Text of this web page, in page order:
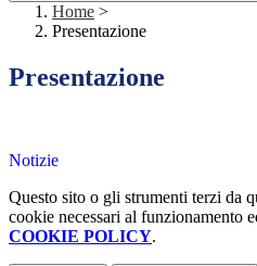
Home >
Presentazione
Presentazione
Notizie
Questo sito o gli strumenti terzi da
cookie necessari al funzionamento
COOKIE POLICY.